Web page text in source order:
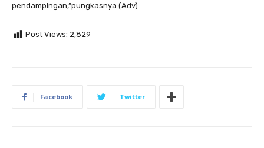
pendampingan,”pungkasnya.(Adv)
Post Views: 2,829
Facebook Twitter